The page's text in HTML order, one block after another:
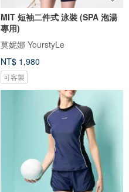
MIT 短袖二件式 泳裝 (SPA 泡湯
專用)
莫妮娜 YourstyLe
NT$ 1,980
可客製